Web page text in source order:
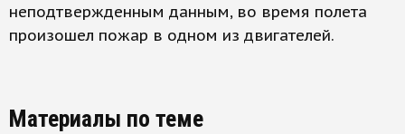
неподтвержденным данным, во время полета
произошел пожар в одном из двигателей.
Материалы по теме